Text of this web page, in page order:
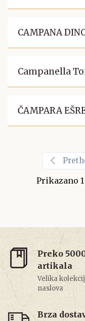
CAMPANA
Campanella
ČAMPARA
Prikazano 1
Preko
artikala
Velika
naslova
Brza